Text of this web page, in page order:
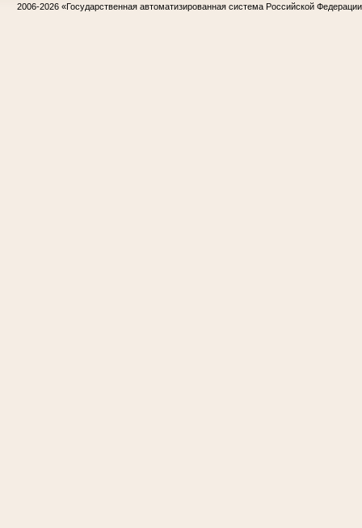
2006-2026 «Государственная автоматизированная система Российской